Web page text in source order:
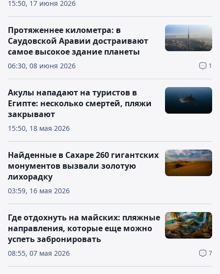
15:50, 17 июня 2026
06:30, 08 июня 2026 1
Протяженнее километра: в
Саудовской Аравии достраивают
самое высокое здание планеты
15:50, 18 мая 2026
Акулы нападают на туристов в
Египте: несколько смертей, пляжи
закрывают
03:59, 16 мая 2026
Найденные в Сахаре 260 гигантских
монументов вызвали золотую
лихорадку
08:55, 07 мая 2026 7
Где отдохнуть на майских: пляжные
направления, которые еще можно
успеть забронировать